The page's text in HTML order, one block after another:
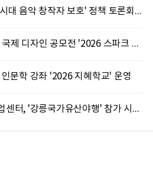
음저협, 국회서 '생성형 AI 시대 음악 창작자 보호' 정책 토론회 10일 개최
성신여대 학부생 '다온' 팀, 국제 디자인 공모전 '2026 스파크 어워드' 동상 수상
문학 강좌 '2026 지혜학교' 운영
가톨릭관동대 인문도시사업센터, '강릉국가유산야행' 참가 시민 15명 모집